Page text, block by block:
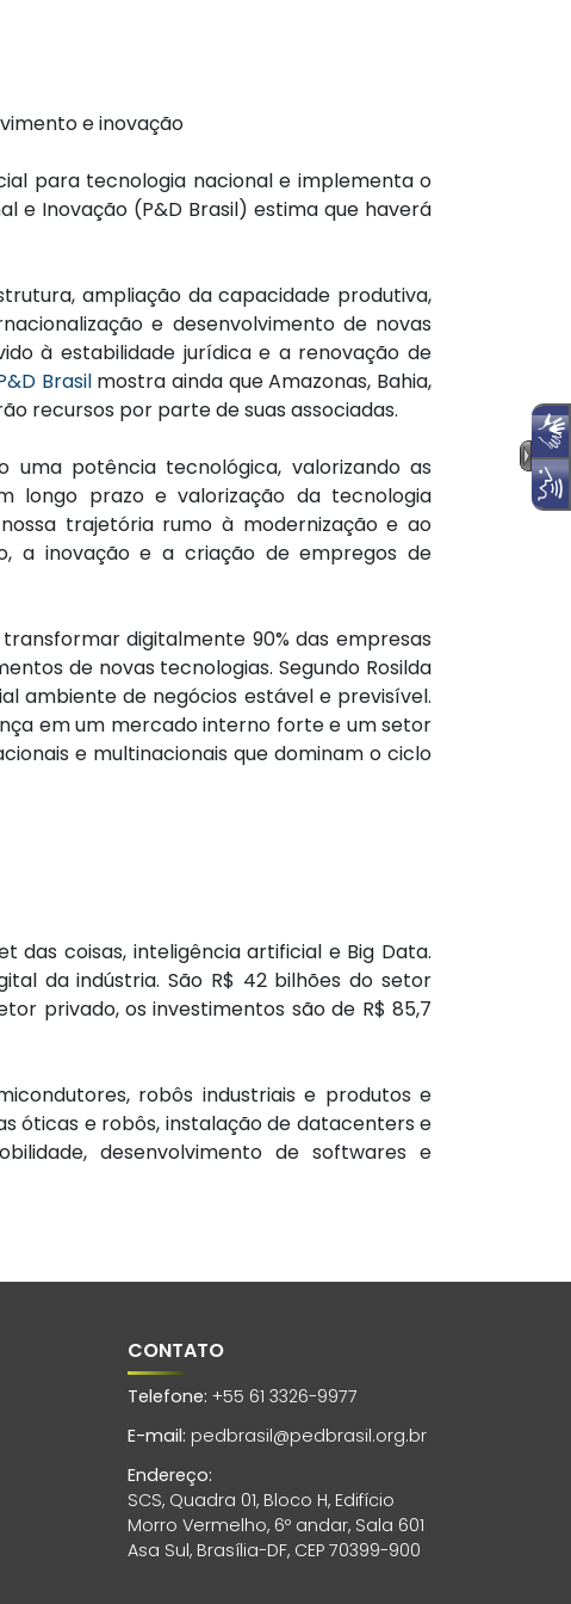
e inovação
para tecnologia nacional e implementa o
e Inovação (P&D Brasil) estima que haverá
ampliação da capacidade produtiva,
e desenvolvimento de novas
à estabilidade jurídica e a renovação de
Brasilmostra ainda que Amazonas, Bahia,
recursos por parte de suas associadas.
uma potência tecnológica, valorizando as
longo prazo e valorização da tecnologia
trajetória rumo à modernização e ao
a inovação e a criação de empregos de
digitalmente 90% das empresas
de novas tecnologias. Segundo Rosilda
ambiente de negócios estável e previsível.
em um mercado interno forte e um setor
e multinacionais que dominam o ciclo
coisas, inteligência artificial e Big Data.
da indústria. São R$ 42 bilhões do setor
privado, os investimentos são de R$ 85,7
robôs industriais e produtos e
óticas e robôs, instalação de datacenters e
desenvolvimento de softwares e
CONTATO
Telefone: +55 61 3326-9977
E-mail: pedbrasil@pedbrasil.org.br
Endereço:
SCS, Quadra 01, Bloco H, Edifício
Morro Vermelho, 6º andar, Sala 601
Asa Sul, Brasília-DF, CEP 70399-900